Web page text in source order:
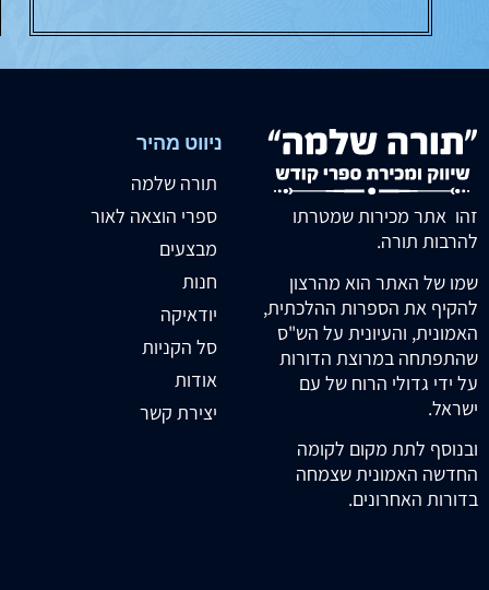
זהו אתר מכירות שמטרתו
להרבות תורה.
שמו של האתר הוא מהרצון
להקיף את הספרות ההלכתית,
האמונית, והעיונית על הש"ס
שהתפתחה במרוצת הדורות
על ידי גדולי הרוח של עם
ישראל.
ובנוסף לתת מקום לקומה
החדשה האמונית שצמחה
בדורות האחרונים.
ניווט מהיר
תורה שלמה
ספרי הוצאה לאור
מבצעים
חנות
יודאיקה
סל הקניות
אודות
יצירת קשר